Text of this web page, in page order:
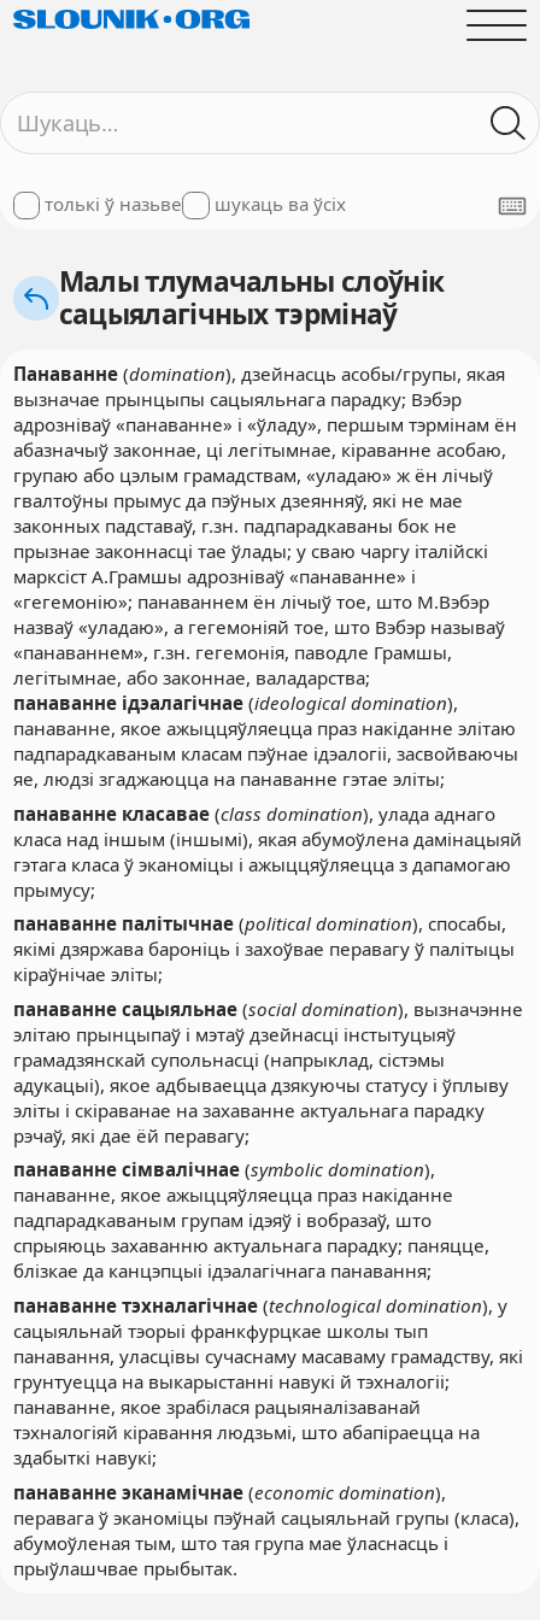
толькі ў назьве шукаць ва ўсіх
Малы тлумачальны слоўнік
сацыялагічных тэрмінаў
Панаванне(domination), дзейнасць асобы/групы, якая
вызначае прынцыпы сацыяльнага парадку; Вэбэр
адрозніваў «панаванне» і «ўладу», першым тэрмінам ён
абазначыў законнае, ці легітымнае, кіраванне асобаю,
групаю або цэлым грамадствам, «уладаю» ж ён лічыў
гвалтоўны прымус да пэўных дзеянняў, які не мае
законных падставаў, г.зн. падпарадкаваны бок не
прызнае законнасці тае ўлады; у сваю чаргу італійскі
марксіст А.Грамшы адрозніваў «панаванне» і
«гегемонію»; панаваннем ён лічыў тое, што М.Вэбэр
назваў «уладаю», а гегемоніяй тое, што Вэбэр называў
«панаваннем», г.зн. гегемонія, паводле Грамшы,
легітымнае, або законнае, валадарства;
панаванне ідэалагічнае(ideological domination),
панаванне, якое ажыццяўляецца праз накіданне элітаю
падпарадкаваным класам пэўнае ідэалогіі, засвойваючы
яе, людзі згаджаюцца на панаванне гэтае эліты;
панаванне класавае(class domination), улада аднаго
класа над іншым (іншымі), якая абумоўлена дамінацыяй
гэтага класа ў эканоміцы і ажыццяўляецца з дапамогаю
прымусу;
панаванне палітычнае(political domination), спосабы,
якімі дзяржава бароніць і захоўвае перавагу ў палітыцы
кіраўнічае эліты;
панаванне сацыяльнае(social domination), вызначэнне
элітаю прынцыпаў і мэтаў дзейнасці інстытуцыяў
грамадзянскай супольнасці (напрыклад, сістэмы
адукацыі), якое адбываецца дзякуючы статусу і ўплыву
эліты і скіраванае на захаванне актуальнага парадку
рэчаў, які дае ёй перавагу;
панаванне сімвалічнае(symbolic domination),
панаванне, якое ажыццяўляецца праз накіданне
падпарадкаваным групам ідэяў і вобразаў, што
спрыяюць захаванню актуальнага парадку; паняцце,
блізкае да канцэпцыі ідэалагічнага панавання;
панаванне тэхналагічнае(technological domination), у
сацыяльнай тэорыі франкфурцкае школы тып
панавання, уласцівы сучаснаму масаваму грамадству, які
грунтуецца на выкарыстанні навукі й тэхналогіі;
панаванне, якое зрабілася рацыяналізаванай
тэхналогіяй кіравання людзьмі, што абапіраецца на
здабыткі навукі;
панаванне эканамічнае(economic domination),
перавага ў эканоміцы пэўнай сацыяльнай групы (класа),
абумоўленая тым, што тая група мае ўласнасць і
прыўлашчвае прыбытак.